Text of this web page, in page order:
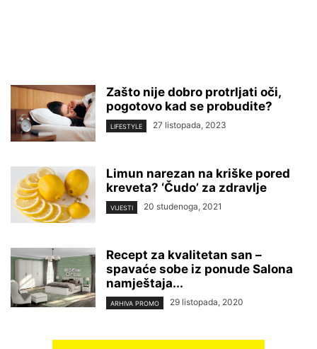
Zašto nije dobro protrljati oči,
pogotovo kad se probudite?
LIFESTYLE 27 listopada, 2023
Limun narezan na kriške pored
kreveta? ‘Čudo’ za zdravlje
VIJESTI 20 studenoga, 2021
Recept za kvalitetan san –
spavaće sobe iz ponude Salona
namještaja...
ARHIVA PROMO 29 listopada, 2020